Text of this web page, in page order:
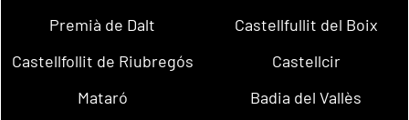
Premià de Dalt
Castellfullit del Boix
Castellfollit de Riubregós
Castellcir
Mataró
Badia del Vallès